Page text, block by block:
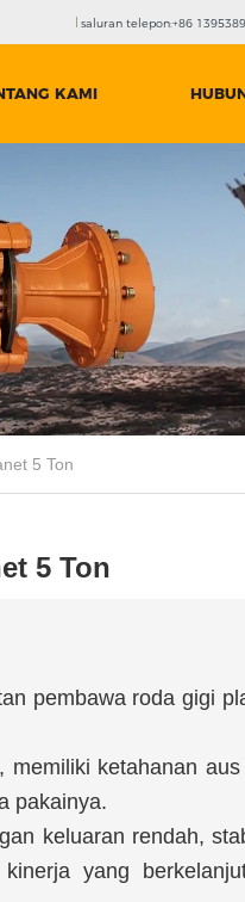
saluran telepon:+86
KAMI
5 Ton
5 Ton
pembawa roda gigi
ketahanan
pakainya.
keluaran rendah,
yang